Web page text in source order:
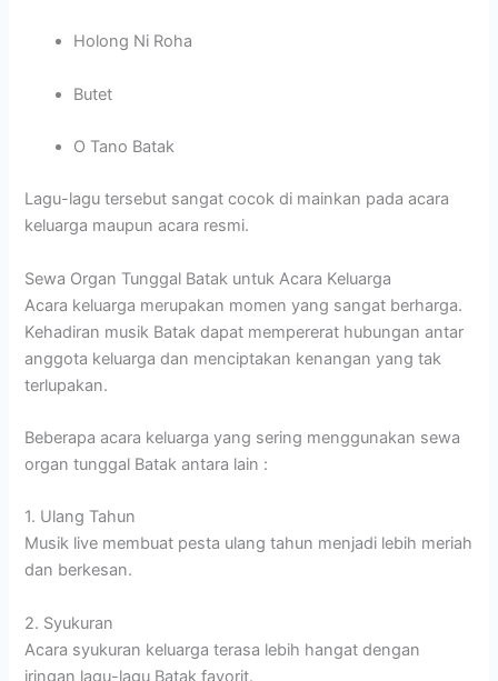
Holong Ni Roha
Butet
O Tano Batak
Lagu-lagu tersebut sangat cocok di mainkan pada acara
keluarga maupun acara resmi.
Sewa Organ Tunggal Batak untuk Acara Keluarga
Acara keluarga merupakan momen yang sangat berharga.
Kehadiran musik Batak dapat mempererat hubungan antar
anggota keluarga dan menciptakan kenangan yang tak
terlupakan.
Beberapa acara keluarga yang sering menggunakan sewa
organ tunggal Batak antara lain :
1. Ulang Tahun
Musik live membuat pesta ulang tahun menjadi lebih meriah
dan berkesan.
2. Syukuran
Acara syukuran keluarga terasa lebih hangat dengan
iringan lagu-lagu Batak favorit.